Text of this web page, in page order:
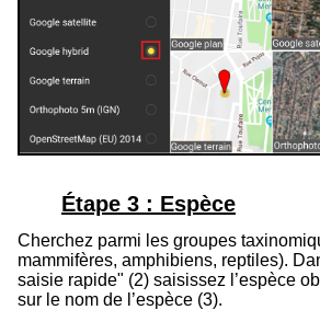
Étape 3 : Espèce
Cherchez parmi les groupes
mammifères, amphibiens, reptiles).
saisie rapide" (2) saisissez l’espèce
sur le nom de l’espèce (3).